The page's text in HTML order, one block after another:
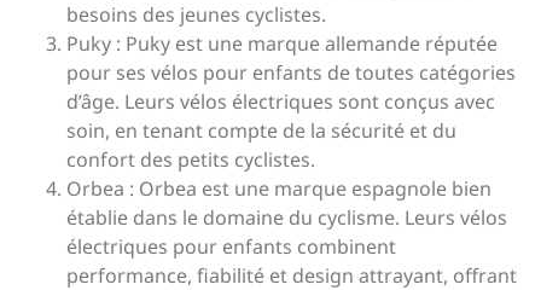
besoins des jeunes cyclistes.
Puky : Puky est une marque allemande réputée
pour ses vélos pour enfants de toutes catégories
d’âge. Leurs vélos électriques sont conçus avec
soin, en tenant compte de la sécurité et du
confort des petits cyclistes.
Orbea : Orbea est une marque espagnole bien
établie dans le domaine du cyclisme. Leurs vélos
électriques pour enfants combinent
performance, fiabilité et design attrayant, offrant